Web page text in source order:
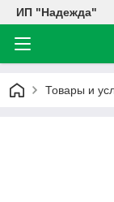
ИП "Надежда"
Товары и